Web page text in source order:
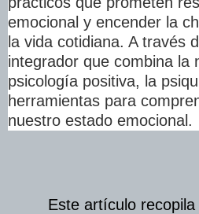
emocional y encender la
la vida cotidiana. A través
integrador que combina la
psicología positiva, la
herramientas para
nuestro estado emocional.
Este artículo